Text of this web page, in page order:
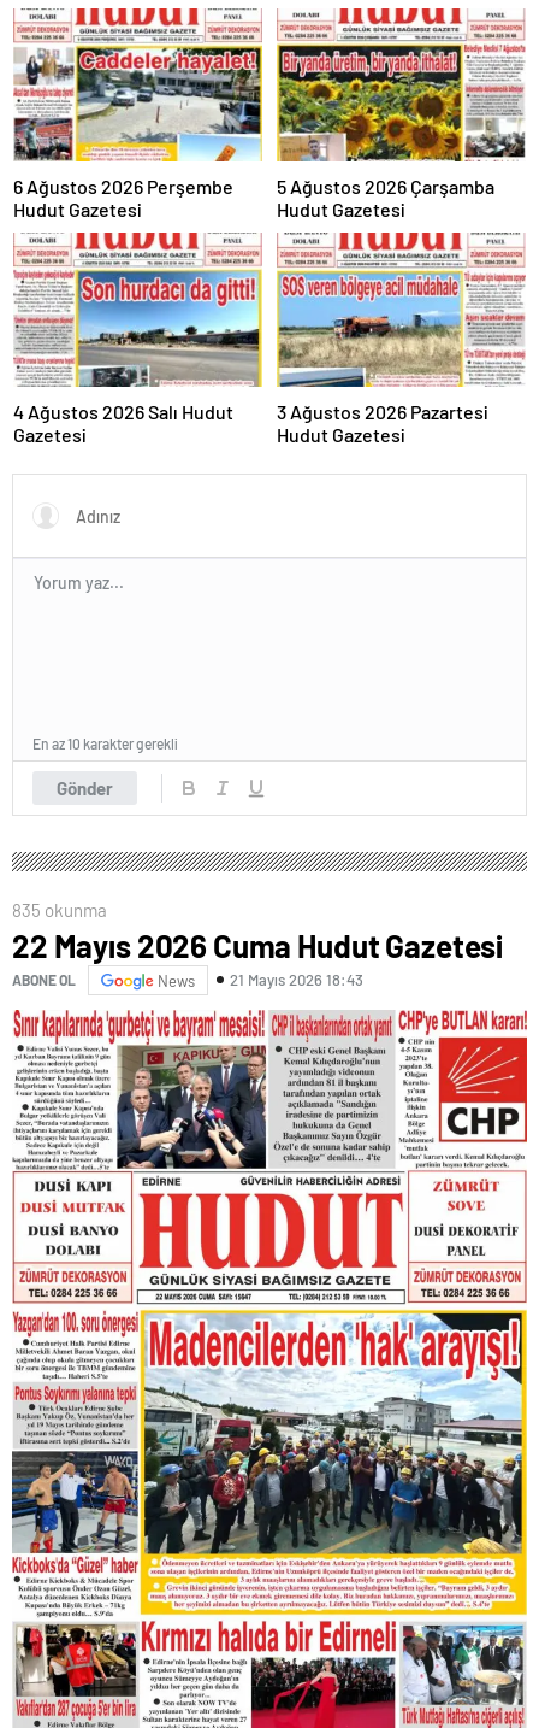
6 Ağustos 2026 Perşembe
Hudut Gazetesi
5 Ağustos 2026 Çarşamba
Hudut Gazetesi
4 Ağustos 2026 Salı Hudut
Gazetesi
3 Ağustos 2026 Pazartesi
Hudut Gazetesi
Gönder
En az 10 karakter gerekli
835 okunma
22 Mayıs 2026 Cuma Hudut Gazetesi
ABONE OL News 21 Mayıs 2026 18:43